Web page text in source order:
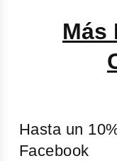
Más
Hasta un
Facebook